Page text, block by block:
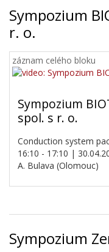
Sympozium
r. o.
záznam celého bloku
Sympozium
spol. s r. o.
Conduction system
16:10 - 17:10 |
A. Bulava (Olomouc)
Sympozium